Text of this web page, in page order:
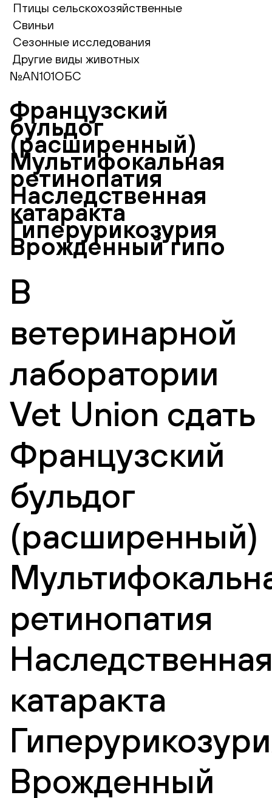
Птицы сельскохозяйственные
Свиньи
Сезонные исследования
Другие виды животных
№AN101ОБС
Французский
бульдог
(расширенный)
Мультифокальная
ретинопатия
Наследственная
катаракта
Гиперурикозурия
Врожденный гипо
В
ветеринарной
лаборатории
Vet Union сдать
Французский
бульдог
(расширенный)
ретинопатия
катаракта
Врожденный